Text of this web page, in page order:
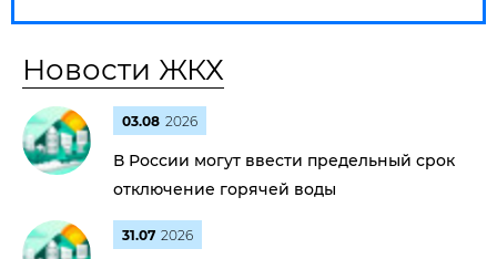
Новости ЖКХ
03.08 2026
В России могут ввести предельный срок
отключение горячей воды
31.07 2026